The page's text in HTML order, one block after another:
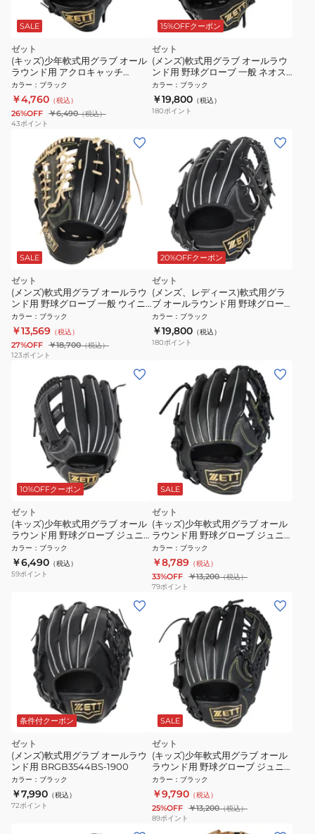
SALE
ゼット
(キッズ)少年軟式用グラブ オール
ラウンド用 アクロキャッチ
BJGB77410C-1900
カラー ： ブラック
￥4,760 （税込）
26%OFF ￥6,490（税込）
43ポイント
15%OFFクーポン
ゼット
(メンズ)軟式用グラブ オールラウ
ンド用 野球グローブ 一般 ネオス
テイタス BRG362660-1900
カラー ： ブラック
￥19,800 （税込）
180ポイント
SALE
ゼット
(メンズ)軟式用グラブ オールラウ
ンド用 野球グローブ 一般 ウイニ
ングロード 左投用
BRGB33430R-1932RH
カラー ： ブラック
￥13,569 （税込）
27%OFF ￥18,700（税込）
123ポイント
20%OFFクーポン
ゼット
(メンズ、レディース)軟式用グラ
ブ オールラウンド用 野球グロー
ブ 一般 ネオステイタス
BRG362610-1900
カラー ： ブラック
￥19,800 （税込）
180ポイント
10%OFFクーポン
ゼット
(キッズ)少年軟式用グラブ オール
ラウンド用 野球グローブ ジュニ
ア アクロキャッチ 左投げ用
BJGB77420C-1900RH
カラー ： ブラック
￥6,490 （税込）
59ポイント
SALE
ゼット
(キッズ)少年軟式用グラブ オール
ラウンド用 野球グローブ ジュニ
ア ソフトステア BJGB74510-
1900
カラー ： ブラック
￥8,789 （税込）
33%OFF ￥13,200（税込）
79ポイント
条件付クーポン
ゼット
(メンズ)軟式用グラブ オールラウ
ンド用 BRGB3544BS-1900
カラー ： ブラック
￥7,990 （税込）
72ポイント
SALE
ゼット
(キッズ)少年軟式用グラブ オール
ラウンド用 野球グローブ ジュニ
ア ソフトステア BJGB74550-
1900
カラー ： ブラック
￥9,790 （税込）
25%OFF ￥13,200（税込）
89ポイント